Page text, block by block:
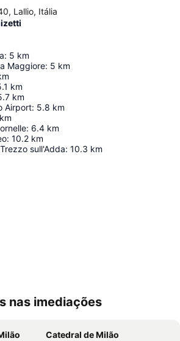
Lallio, Itália
: 5 km
Maggiore: 5 km
km
km
Airport: 5.8 km
km
: 6.4 km
: 10.2 km
sull'Adda: 10.3 km
nas imediações
Catedral de Milão